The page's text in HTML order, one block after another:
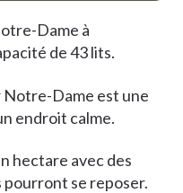
Dame à
de 43 lits.
Notre-Dame est une
endroit calme.
hectare avec des
pourront se reposer.